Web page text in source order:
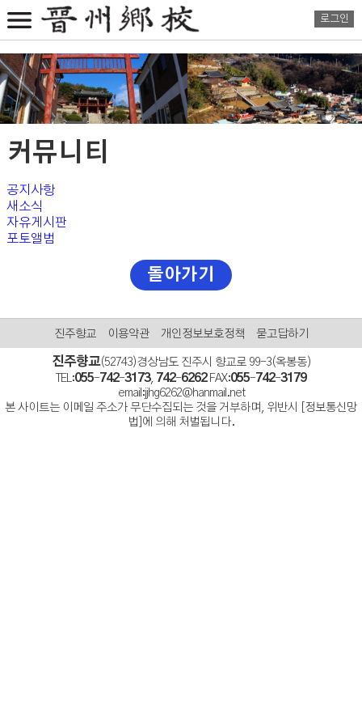
로그인
커뮤니티
공지사항
새소식
자유게시판
포토앨범
돌아가기
진주향교 이용약관 개인정보보호정책 묻고답하기
진주향교(52743)경상남도 진주시 향교로 99-3(옥봉동)
TEL:055-742-3173, 742-6262FAX:055-742-3179
email:jjhg6262@hanmail.net
본 사이트는 이메일 주소가 무단수집되는 것을 거부하며, 위반시 [정보통신망
법]에 의해 처벌됩니다.